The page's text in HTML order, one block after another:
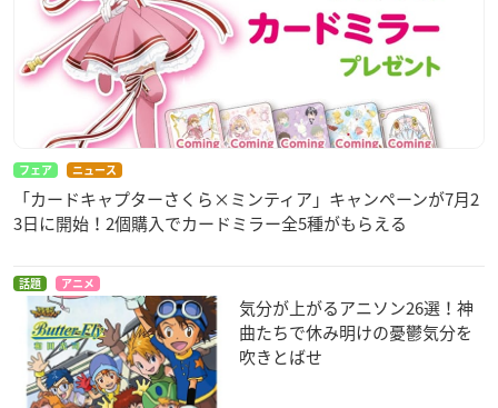
フェア ニュース
「カードキャプターさくら×ミンティア」キャンペーンが7月2
3日に開始！2個購入でカードミラー全5種がもらえる
話題 アニメ
気分が上がるアニソン26選！神
曲たちで休み明けの憂鬱気分を
吹きとばせ